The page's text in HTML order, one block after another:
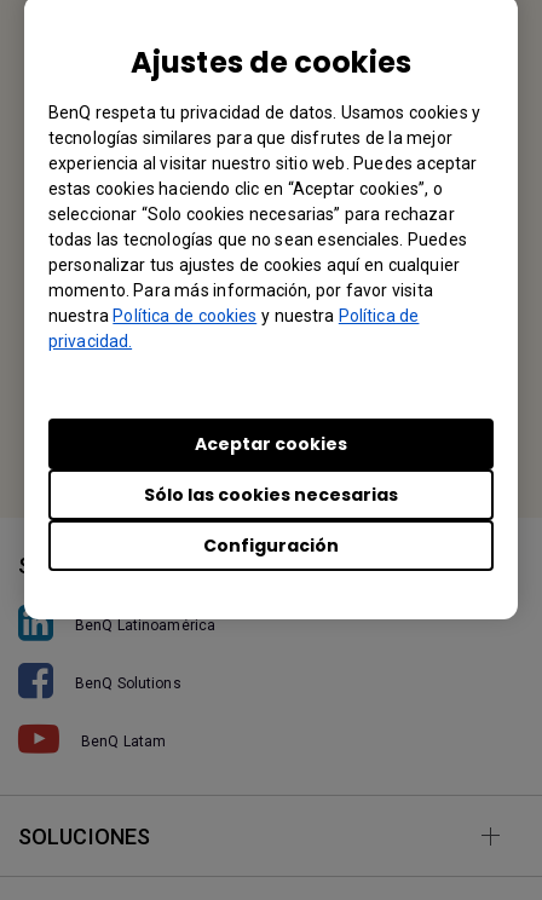
Ajustes de cookies
BenQ respeta tu privacidad de datos. Usamos cookies y
tecnologías similares para que disfrutes de la mejor
experiencia al visitar nuestro sitio web. Puedes aceptar
estas cookies haciendo clic en “Aceptar cookies”, o
seleccionar “Solo cookies necesarias” para rechazar
todas las tecnologías que no sean esenciales. Puedes
personalizar tus ajustes de cookies aquí en cualquier
momento. Para más información, por favor visita
nuestraPolítica de cookies y nuestra Política de
privacidad.
Configuración
Sólo las cookies necesarias
Aceptar cookies
Tu Oficina Local
BenQ America Corp.
3200 Park Center Drive, Suite 150 Costa Mesa, CA 92626,
USA
Tel: +1-714-559-4900
Or find your local office
Síganos
BenQ Latinoamérica
BenQ Solutions
BenQ Latam
SOLUCIONES